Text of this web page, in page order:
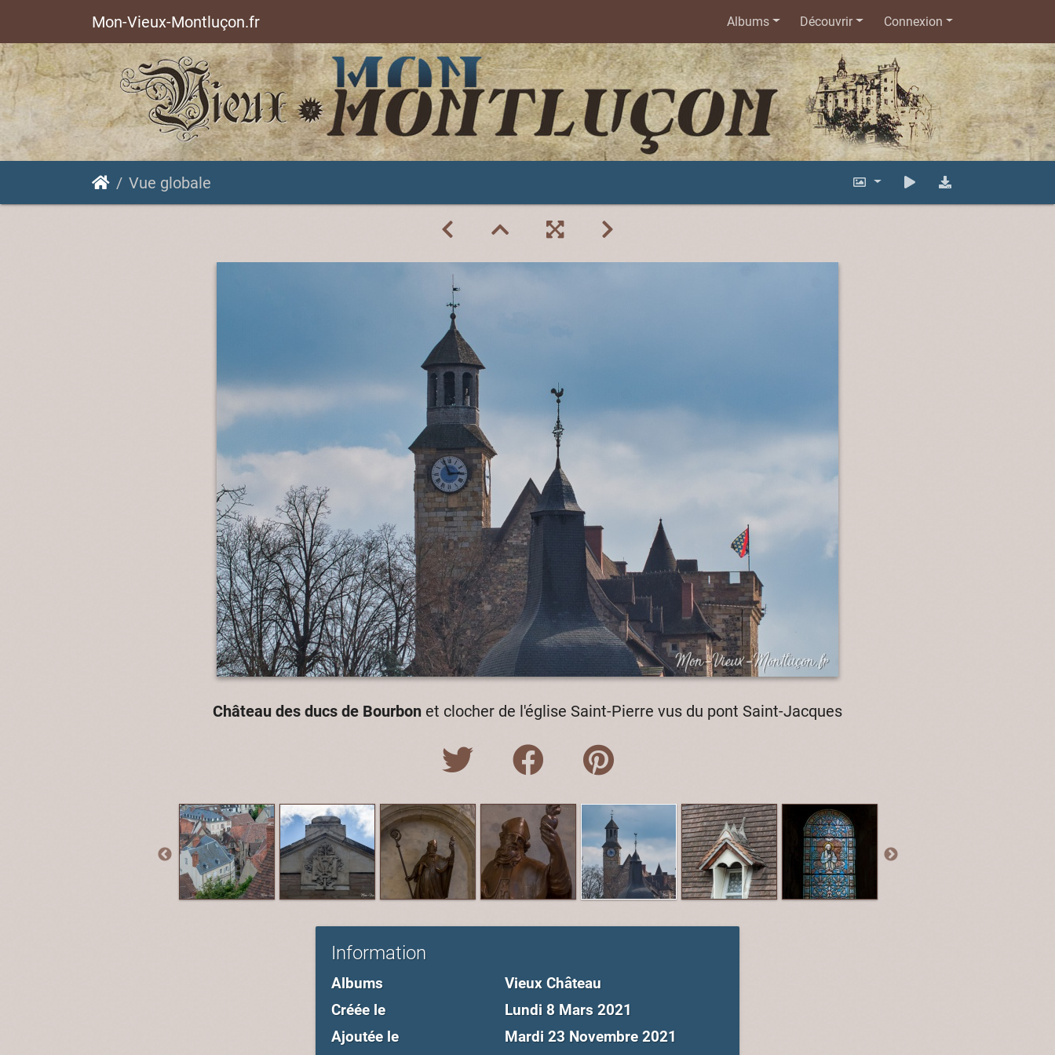
Mon-Vieux-Montluçon.fr Albums Découvrir Connexion
Vue globale
Château des ducs de Bourbon et clocher de l'église Saint-Pierre vus du pont Saint-Jacques
Information
Albums
Vieux Château
Créée le
Lundi 8 Mars 2021
Ajoutée le
Mardi 23 Novembre 2021